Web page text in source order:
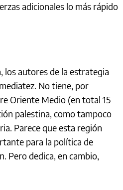
adicionales lo más rápido
los autores de la estrategia
No tiene, por
Oriente Medio (en total 15
palestina, como tampoco
Parece que esta región
para la política de
Pero dedica, en cambio,